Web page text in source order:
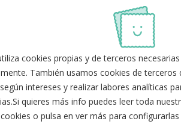
de Galicia.
Generalitat Valenciana.
de la Administración de la
cookies propias y de terceros
También usamos cookies de
intereses y realizar labores analíticas
quieres más info puedes leer toda
o pulsa en ver más para